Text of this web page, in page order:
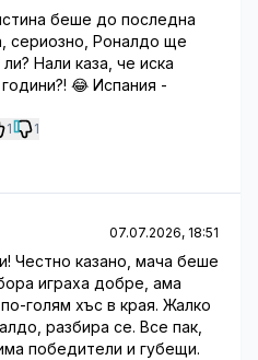
беше до последна
сериозно, Роналдо ще
Нали каза, че иска
😂 Испания -
1 1
07.07.2026, 18:51
Честно казано, мача беше
играха добре, ама
голям хъс в края. Жалко
разбира се. Все пак,
победители и губещи.